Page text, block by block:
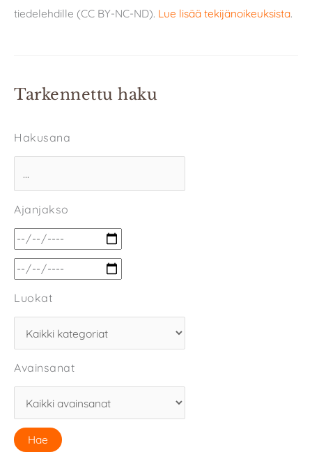
tiedelehdille (CC BY-NC-ND). Lue lisää tekijänoikeuksista.
Tarkennettu haku
Hakusana
Ajanjakso
Luokat
Avainsanat